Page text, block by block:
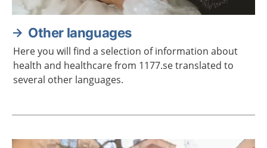
Other languages
Here you will find a selection of information about
health and healthcare from 1177.se translated to
several other languages.